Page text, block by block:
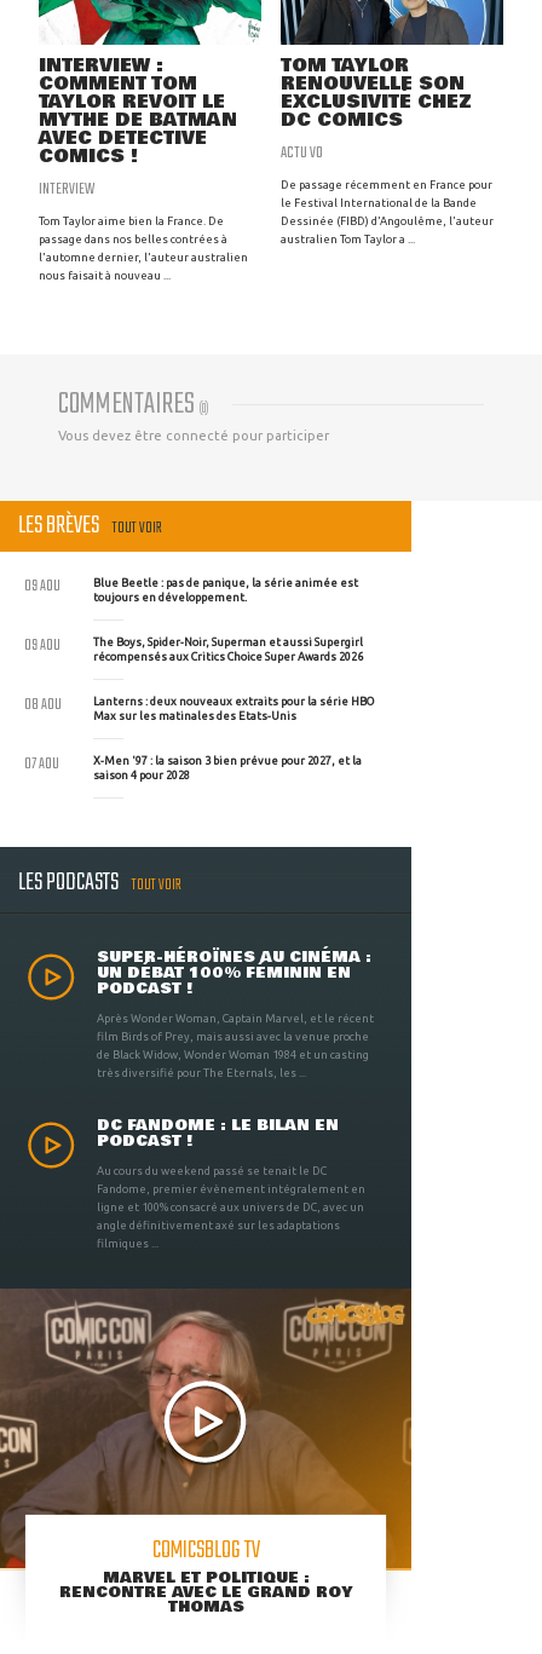
INTERVIEW :
COMMENT TOM
TAYLOR REVOIT LE
MYTHE DE BATMAN
AVEC DETECTIVE
COMICS !
INTERVIEW
Tom Taylor aime bien la France. De
passage dans nos belles contrées à
l'automne dernier, l'auteur australien
nous faisait à nouveau ...
TOM TAYLOR
RENOUVELLE SON
EXCLUSIVITÉ CHEZ
DC COMICS
ACTU VO
De passage récemment en France pour
le Festival International de la Bande
Dessinée (FIBD) d'Angoulême, l'auteur
australien Tom Taylor a ...
COMMENTAIRES (0)
Vous devez être connecté pour participer
LES BRÈVES TOUT VOIR
Blue Beetle : pas de panique, la série animée est
toujours en développement.
09 AOU
The Boys, Spider-Noir, Superman et aussi Supergirl
récompensés aux Critics Choice Super Awards 2026
09 AOU
Lanterns : deux nouveaux extraits pour la série HBO
Max sur les matinales des Etats-Unis
08 AOU
X-Men '97 : la saison 3 bien prévue pour 2027, et la
saison 4 pour 2028
07 AOU
LES PODCASTS TOUT VOIR
SUPER-HÉROÏNES AU CINÉMA :
UN DÉBAT 100% FÉMININ EN
PODCAST !
Après Wonder Woman, Captain Marvel, et le récent
film Birds of Prey, mais aussi avec la venue proche
de Black Widow, Wonder Woman 1984 et un casting
très diversifié pour The Eternals, les ...
DC FANDOME : LE BILAN EN
PODCAST !
Au cours du weekend passé se tenait le DC
Fandome, premier évènement intégralement en
ligne et 100% consacré aux univers de DC, avec un
angle définitivement axé sur les adaptations
filmiques ...
COMICSBLOG TV
MARVEL ET POLITIQUE :
RENCONTRE AVEC LE GRAND ROY
THOMAS